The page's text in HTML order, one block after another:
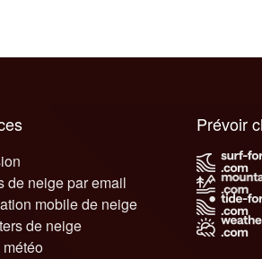
de neige par email
mobile de neige
de neige
Prévoir